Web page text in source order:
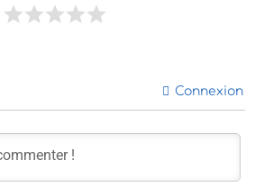
Connexion